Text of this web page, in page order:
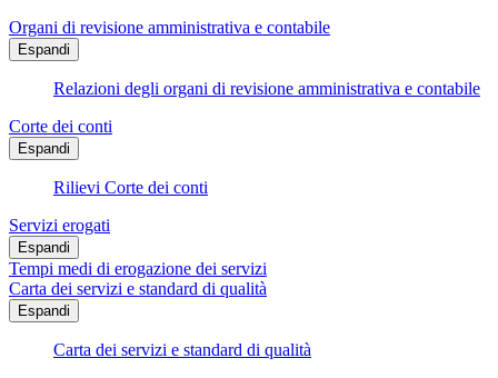
Organi di revisione amministrativa e contabile
Espandi
Relazioni degli organi di revisione amministrativa e contabile
Corte dei conti
Espandi
Rilievi Corte dei conti
Servizi erogati
Espandi
Tempi medi di erogazione dei servizi
Carta dei servizi e standard di qualità
Espandi
Carta dei servizi e standard di qualità